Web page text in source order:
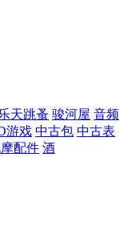
乐天跳蚤 骏河屋 音频
游戏 中古包 中古表
配件 酒